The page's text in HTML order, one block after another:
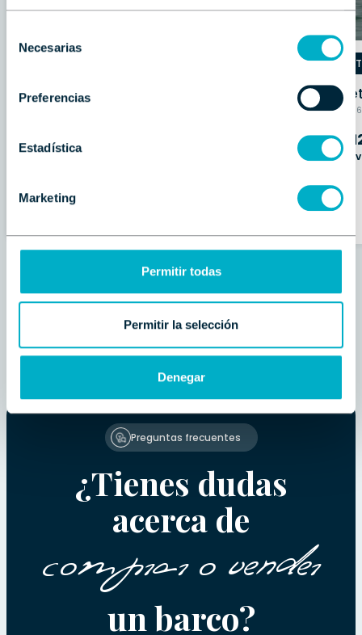
Necesarias
Preferencias
Estadística
Marketing
Permitir todas
Permitir la selección
Denegar
Beneteau Antares 12 Fly ERSI
Nuevo |
Preguntas frecuentes
¿Tienes dudas
acerca de
comprar o vender
un barco?